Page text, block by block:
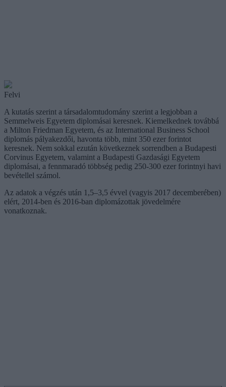
Felvi
A kutatás szerint a társadalomtudomány szerint a legjobban a
Semmelweis Egyetem diplomásai keresnek. Kiemelkednek továbbá
a Milton Friedman Egyetem, és az International Business School
diplomás pályakezdői, havonta több, mint 350 ezer forintot
keresnek. Nem sokkal ezután következnek sorrendben a Budapesti
Corvinus Egyetem, valamint a Budapesti Gazdasági Egyetem
diplomásai, a fennmaradó többség pedig 250-300 ezer forintnyi havi
bevétellel számol.
Az adatok a végzés után 1,5–3,5 évvel (vagyis 2017 decemberében)
elért, 2014-ben és 2016-ban diplomázottak jövedelmére
vonatkoznak.